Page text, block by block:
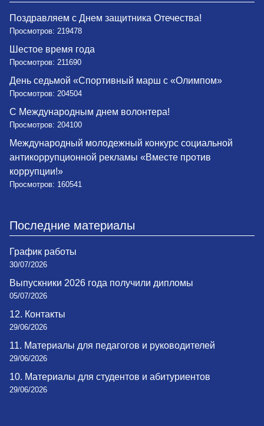
Поздравляем с Днем защитника Отечества!
Просмотров: 219478
Шестое время года
Просмотров: 211690
День седьмой «Спортивный марш с «Олимпом»
Просмотров: 204504
С Международным днем волонтера!
Просмотров: 204100
Международный молодежный конкурс социальной
антикоррупционной рекламы «Вместе против
коррупции!»
Просмотров: 160541
Последние материалы
График работы
30/07/2026
Выпускники 2026 года получили дипломы
05/07/2026
12. Контакты
29/06/2026
11. Материалы для педагогов и руководителей
29/06/2026
10. Материалы для студентов и абитуриентов
29/06/2026